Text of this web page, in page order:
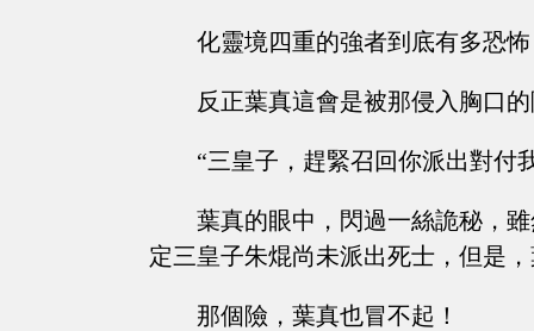
化靈境四重的強者到底有多恐
反正葉真這會是被那侵入胸口
“三皇子，趕緊召回你派出對付
葉真的眼中，閃過一絲詭秘，
定三皇子朱焜尚未派出死士，但是
那個險，葉真也冒不起！